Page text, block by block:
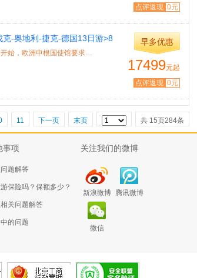
点评返现 0元
-奥地利-捷克-德国13日游>8
线WIFI，可配全国联运
特色： 录指纹 ★申根签证录指纹：2015年10月12日开始，欧洲申根国使馆要求游客前往...
早多优惠
17499元起
点评返现 0元
11 下一页 末页 共 15页284条
事项
题解答
保险吗？保额多少？
关问题解答
的问题
关注我们的微博
新浪微博 腾讯微博
微信